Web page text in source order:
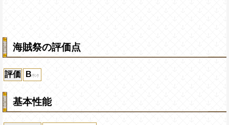
海賊祭の評価点
評価 B
基本性能